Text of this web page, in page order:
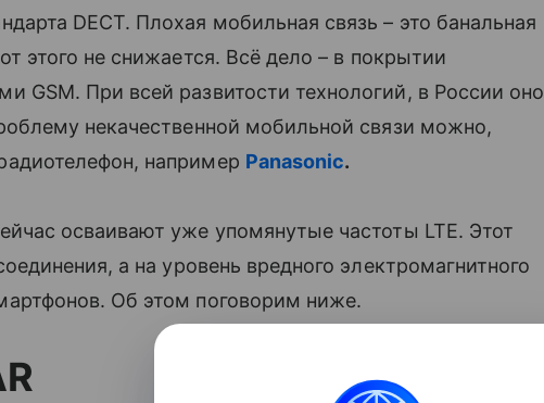
DECT. Плохая мобильная связь – это банальная
этого не снижается. Всё дело – в покрытии
GSM. При всей развитости технологий, в России оно
некачественной мобильной связи можно,
например Panasonic.
осваивают уже упомянутые частоты LTE. Этот
а на уровень вредного электромагнитного
Об этом поговорим ниже.